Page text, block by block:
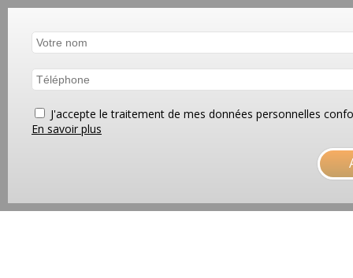
J'accepte le traitement de mes données personnelles
En savoir plus